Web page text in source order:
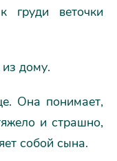
груди веточки
дому.
Она понимает,
и страшно,
собой сына.